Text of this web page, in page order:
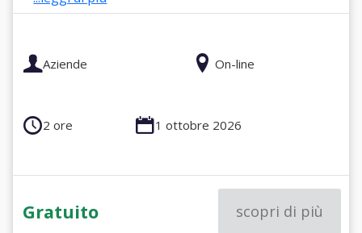
Aziende On-line
2 ore 1 ottobre 2026
Gratuito scopri di più